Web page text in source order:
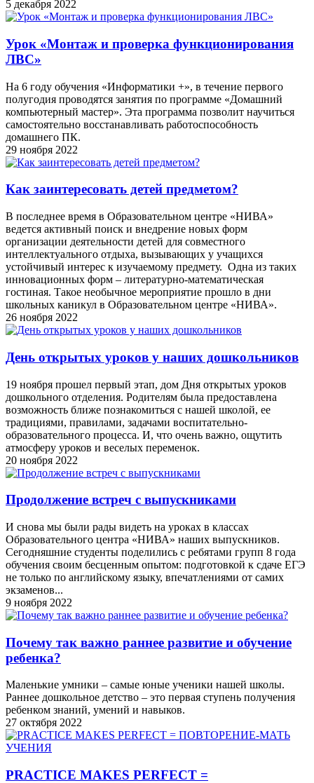
5 декабря 2022
Урок «Монтаж и проверка функционирования
ЛВС»
На 6 году обучения «Информатики +», в течение первого
полугодия проводятся занятия по программе «Домашний
компьютерный мастер». Эта программа позволит научиться
самостоятельно восстанавливать работоспособность
домашнего ПК.
29 ноября 2022
Как заинтересовать детей предметом?
В последнее время в Образовательном центре «НИВА»
ведется активный поиск и внедрение новых форм
организации деятельности детей для совместного
интеллектуального отдыха, вызывающих у учащихся
устойчивый интерес к изучаемому предмету. Одна из таких
инновационных форм – литературно-математическая
гостиная. Такое необычное мероприятие прошло в дни
школьных каникул в Образовательном центре «НИВА».
26 ноября 2022
День открытых уроков у наших дошкольников
19 ноября прошел первый этап, дом Дня открытых уроков
дошкольного отделения. Родителям была предоставлена
возможность ближе познакомиться с нашей школой, ее
традициями, правилами, задачами воспитательно-
образовательного процесса. И, что очень важно, ощутить
атмосферу уроков и веселых переменок.
20 ноября 2022
Продолжение встреч с выпускниками
И снова мы были рады видеть на уроках в классах
Oбразовательного центра «НИВА» наших выпускников.
Сегодняшние студенты поделились с ребятами групп 8 года
обучения своим бесценным опытом: подготовкой к сдаче ЕГЭ
не только по английскому языку, впечатлениями от самих
экзаменов...
9 ноября 2022
Почему так важно раннее развитие и обучение
ребенка?
Маленькие умники – самые юные ученики нашей школы.
Раннее дошкольное детство – это первая ступень получения
ребенком знаний, умений и навыков.
27 октября 2022
PRACTICE MAKES PERFECT =